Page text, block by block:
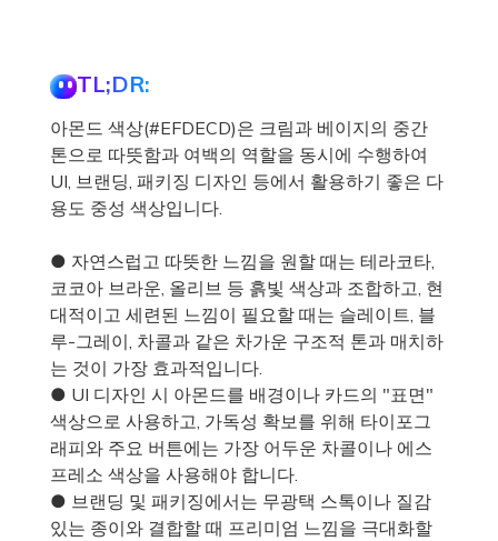
TL;DR:
아몬드 색상(#EFDECD)은 크림과 베이지의 중간
톤으로 따뜻함과 여백의 역할을 동시에 수행하여
UI, 브랜딩, 패키징 디자인 등에서 활용하기 좋은 다
용도 중성 색상입니다.
● 자연스럽고 따뜻한 느낌을 원할 때는 테라코타,
코코아 브라운, 올리브 등 흙빛 색상과 조합하고, 현
대적이고 세련된 느낌이 필요할 때는 슬레이트, 블
루-그레이, 차콜과 같은 차가운 구조적 톤과 매치하
는 것이 가장 효과적입니다.
● UI 디자인 시 아몬드를 배경이나 카드의 "표면"
색상으로 사용하고, 가독성 확보를 위해 타이포그
래피와 주요 버튼에는 가장 어두운 차콜이나 에스
프레소 색상을 사용해야 합니다.
● 브랜딩 및 패키징에서는 무광택 스톡이나 질감
있는 종이와 결합할 때 프리미엄 느낌을 극대화할